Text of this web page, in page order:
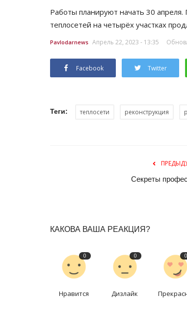
Работы планируют начать 30
теплосетей на четырёх участках
Pavlodarnews Апрель 22, 2023 - 13:35
Facebook Twitter
Теги: теплосети реконструкция
Секреты
КАКОВА ВАША РЕАКЦИЯ?
0
Нравится
0
Дизлайк
0
СПЕЦПРОЕКТЫ